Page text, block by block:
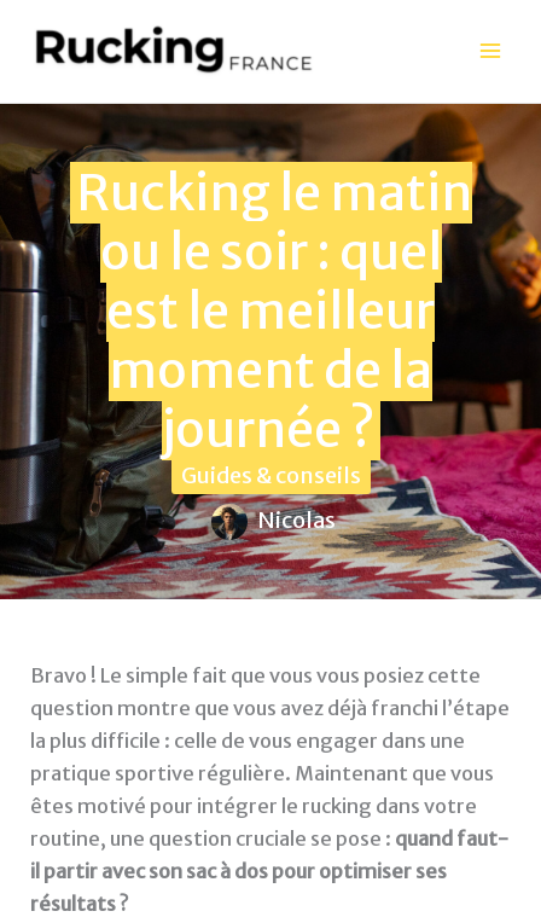
Rucking le matin
ou le soir : quel
est le meilleur
moment de la
journée ?
Guides & conseils
Nicolas
Bravo ! Le simple fait que vous vous posiez cette
question montre que vous avez déjà franchi l’étape
la plus difficile : celle de vous engager dans une
pratique sportive régulière. Maintenant que vous
êtes motivé pour intégrer le rucking dans votre
routine, une question cruciale se pose : quand faut-
il partir avec son sac à dos pour optimiser ses
résultats ?